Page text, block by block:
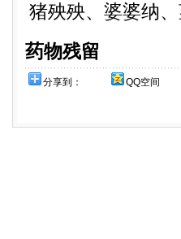
猪殃殃、婆婆纳
药物残留
分享到： QQ空间